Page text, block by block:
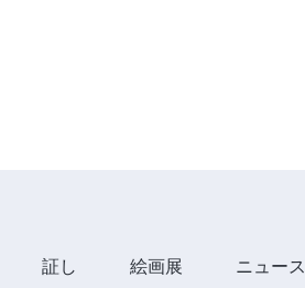
証し 絵画展 ニュース